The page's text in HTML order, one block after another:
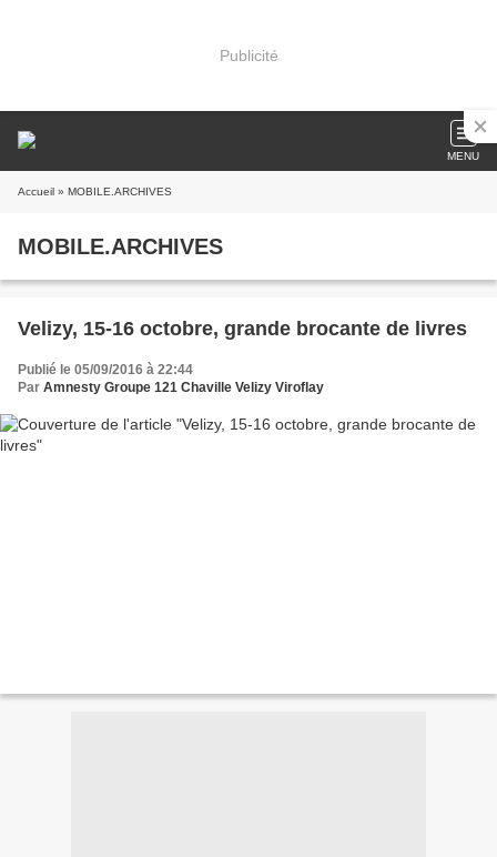
Publicité
MENU
Accueil » MOBILE.ARCHIVES
MOBILE.ARCHIVES
Velizy, 15-16 octobre, grande brocante de livres
Publié le 05/09/2016 à 22:44
Par Amnesty Groupe 121 Chaville Velizy Viroflay